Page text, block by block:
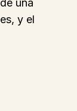
y el